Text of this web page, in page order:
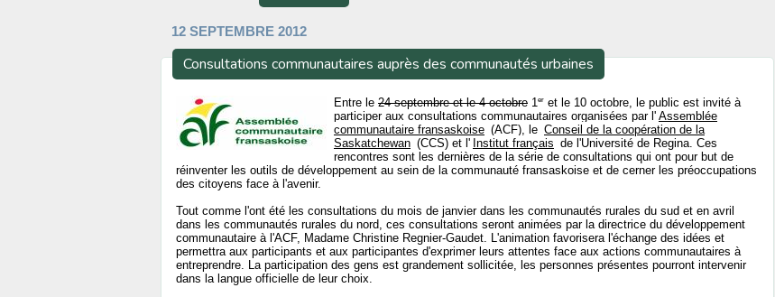
12 SEPTEMBRE 2012
Consultations communautaires auprès des communautés urbaines
Entre le 24 septembre et le 4 octobre 1er et le 10 octobre, le public est invité à
participer aux consultations communautaires organisées par l' Assemblée
communautaire fransaskoise (ACF), le Conseil de la coopération de la
Saskatchewan (CCS) et l' Institut français de l'Université de Regina. Ces
rencontres sont les dernières de la série de consultations qui ont pour but de
réinventer les outils de développement au sein de la communauté fransaskoise et de cerner les préoccupations
des citoyens face à l'avenir.
Tout comme l'ont été les consultations du mois de janvier dans les communautés rurales du sud et en avril
dans les communautés rurales du nord, ces consultations seront animées par la directrice du développement
communautaire à l'ACF, Madame Christine Regnier-Gaudet. L'animation favorisera l'échange des idées et
permettra aux participants et aux participantes d'exprimer leurs attentes face aux actions communautaires à
entreprendre. La participation des gens est grandement sollicitée, les personnes présentes pourront intervenir
dans la langue officielle de leur choix.